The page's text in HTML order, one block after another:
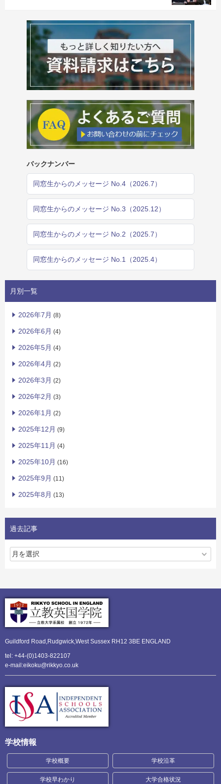
バックナンバー
同窓生からのメッセージ No.4（2026.7）
同窓生からのメッセージ No.3（2025.12）
同窓生からのメッセージ No.2（2025.7）
同窓生からのメッセージ No.1（2025.4）
月別一覧
2026年7月 (8)
2026年6月 (4)
2026年5月 (4)
2026年4月 (2)
2026年3月 (2)
2026年2月 (3)
2026年1月 (2)
2025年12月 (9)
2025年11月 (4)
2025年10月 (16)
2025年9月 (11)
2025年8月 (13)
過去記事
Guildford Road,Rudgwick,West Sussex RH12 3BE ENGLAND
tel: +44-(0)1403-822107
e-mail:eikoku@rikkyo.co.uk
学校情報
学校概要 学校沿革
学校早わかり 大学合格状況